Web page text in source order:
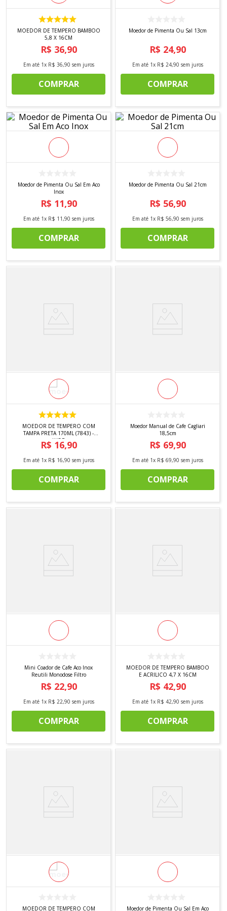
MOEDOR DE TEMPERO BAMBOO
5,8 X 16CM
R$ 36,90
Em até 1x R$ 36,90 sem juros
COMPRAR
Moedor de Pimenta Ou Sal 13cm
R$ 24,90
Em até 1x R$ 24,90 sem juros
COMPRAR
Moedor de Pimenta Ou Sal Em Aco
Inox
R$ 11,90
Em até 1x R$ 11,90 sem juros
COMPRAR
Moedor de Pimenta Ou Sal 21cm
R$ 56,90
Em até 1x R$ 56,90 sem juros
COMPRAR
MOEDOR DE TEMPERO COM
TAMPA PRETA 170ML (7843) -
LYOR
R$ 16,90
Em até 1x R$ 16,90 sem juros
COMPRAR
Moedor Manual de Cafe Cagliari
18,5cm
R$ 69,90
Em até 1x R$ 69,90 sem juros
COMPRAR
Mini Coador de Cafe Aco Inox
Reutili Monodose Filtro
R$ 22,90
Em até 1x R$ 22,90 sem juros
COMPRAR
MOEDOR DE TEMPERO BAMBOO
E ACRILICO 4,7 X 16CM
R$ 42,90
Em até 1x R$ 42,90 sem juros
COMPRAR
MOEDOR DE TEMPERO COM Moedor de Pimenta Ou Sal Em Aco
tricoline digital
tecido oxford
toalha mesa